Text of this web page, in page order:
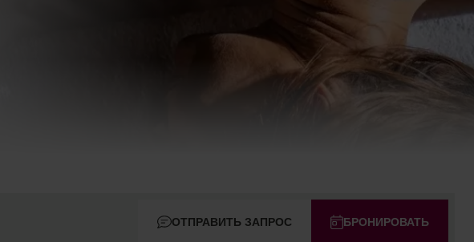
БРОНИРОВАТЬ
ОТПРАВИТЬ ЗАПРОС